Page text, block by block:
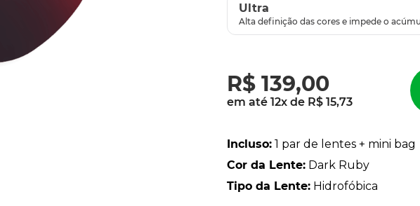
Ultra
R$ 139,00
em até12x de R$ 15,73
Incluso: 1 par de lentes + mini bag
Cor da Lente: Dark Ruby
Tipo da Lente: Hidrofóbica